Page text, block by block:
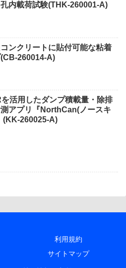
内載荷試験(THK-260001-A)
ンクリートに貼付可能な粘着
260014-A)
活用したダンプ積載量・除排
アプリ『NorthCan(ノースキ
(KK-260025-A)
利用規約
サイトマップ